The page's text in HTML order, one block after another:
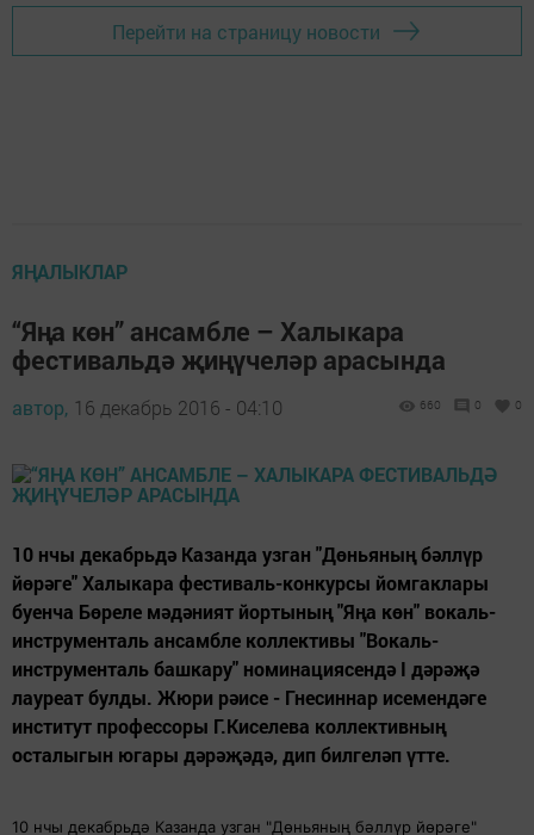
Перейти на страницу новости
ЯҢАЛЫКЛАР
“Яңа көн” ансамбле – Халыкара
фестивальдә җиңүчеләр арасында
автор, 16 декабрь 2016 - 04:10 660 0 0
10 нчы декабрьдә Казанда узган "Дөньяның бәллүр
йөрәге" Халыкара фестиваль-конкурсы йомгаклары
буенча Бөреле мәдәният йортының "Яңа көн" вокаль-
инструменталь ансамбле коллективы "Вокаль-
инструменталь башкару" номинациясендә I дәрәҗә
лауреат булды. Жюри рәисе - Гнесиннар исемендәге
институт профессоры Г.Киселева коллективның
осталыгын югары дәрәҗәдә, дип билгеләп үтте.
10 нчы декабрьдә Казанда узган "Дөньяның бәллүр йөрәге"